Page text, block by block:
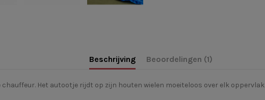
Beschrijving Beoordelingen (1)
chauffeur. Het autootje rijdt op zijn houten wielen moeiteloos over elk